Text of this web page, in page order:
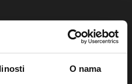
O nama